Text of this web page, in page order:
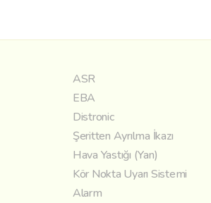
ASR
EBA
Distronic
Şeritten Ayrılma İkazı
Hava Yastığı (Yan)
Kör Nokta Uyarı Sistemi
Alarm